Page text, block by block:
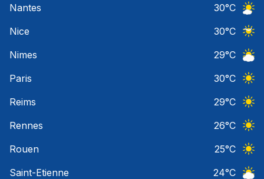
Nantes
30°C
Nice
30°C
Nimes
29°C
Paris
30°C
Reims
29°C
Rennes
26°C
Rouen
25°C
Saint-Etienne
24°C